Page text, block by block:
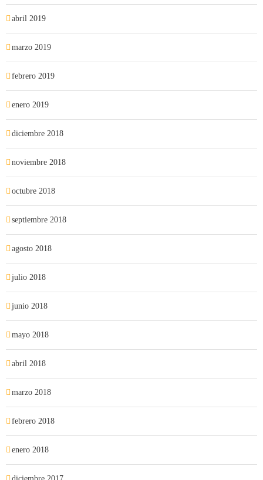
abril 2019
marzo 2019
febrero 2019
enero 2019
diciembre 2018
noviembre 2018
octubre 2018
septiembre 2018
agosto 2018
julio 2018
junio 2018
mayo 2018
abril 2018
marzo 2018
febrero 2018
enero 2018